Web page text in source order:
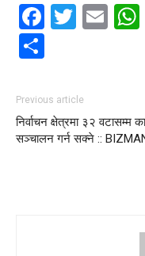
Previous article
निर्वाचन क्षेत्रमा ३२ वटासम्म
सञ्चालन गर्न सक्ने ::